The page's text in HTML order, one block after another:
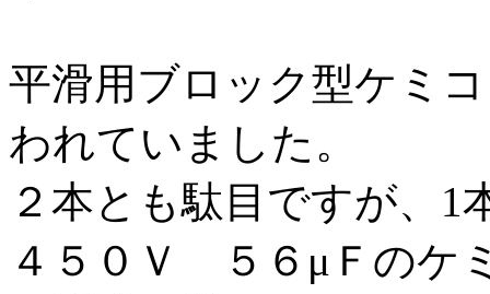
平滑用ブロック型ケミ
われていました。
２本とも駄目ですが、1
４５０Ｖ ５６μＦのケ